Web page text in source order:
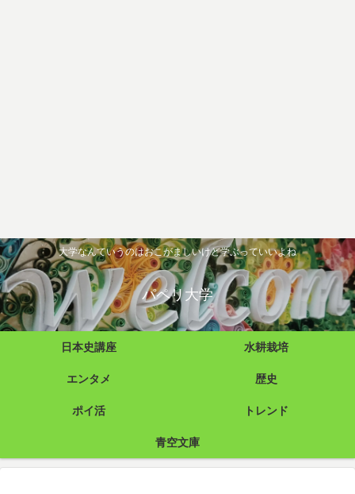
大学なんていうのはおこがましいけど学ぶっていいよね
パペリ大学
日本史講座 水耕栽培
エンタメ 歴史
ポイ活 トレンド
青空文庫